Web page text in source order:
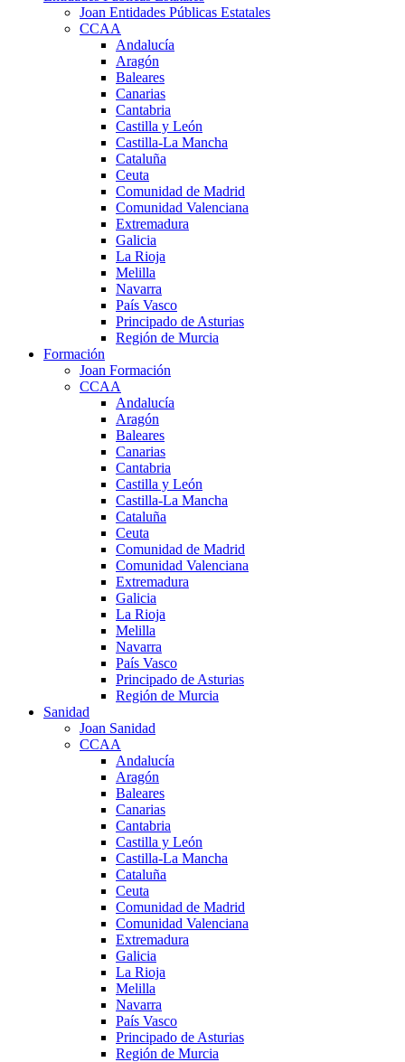
Joan Entidades Públicas Estatales
CCAA
Andalucía
Aragón
Baleares
Canarias
Cantabria
Castilla y León
Castilla-La Mancha
Cataluña
Ceuta
Comunidad de Madrid
Comunidad Valenciana
Extremadura
Galicia
La Rioja
Melilla
Navarra
País Vasco
Principado de Asturias
Región de Murcia
Formación
Joan Formación
CCAA
Andalucía
Aragón
Baleares
Canarias
Cantabria
Castilla y León
Castilla-La Mancha
Cataluña
Ceuta
Comunidad de Madrid
Comunidad Valenciana
Extremadura
Galicia
La Rioja
Melilla
Navarra
País Vasco
Principado de Asturias
Región de Murcia
Sanidad
Joan Sanidad
CCAA
Andalucía
Aragón
Baleares
Canarias
Cantabria
Castilla y León
Castilla-La Mancha
Cataluña
Ceuta
Comunidad de Madrid
Comunidad Valenciana
Extremadura
Galicia
La Rioja
Melilla
Navarra
País Vasco
Principado de Asturias
Región de Murcia